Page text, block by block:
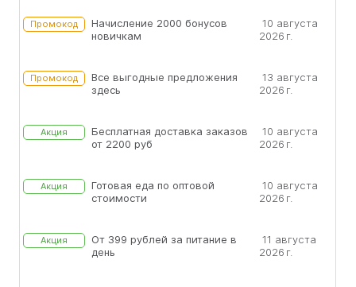
Промокод
Начисление 2000 бонусов
новичкам
10 августа
2026 г.
Промокод
Все выгодные предложения
здесь
13 августа
2026 г.
Акция
Бесплатная доставка заказов
от 2200 руб
10 августа
2026 г.
Акция
Готовая еда по оптовой
стоимости
10 августа
2026 г.
Акция
От 399 рублей за питание в
день
11 августа
2026 г.